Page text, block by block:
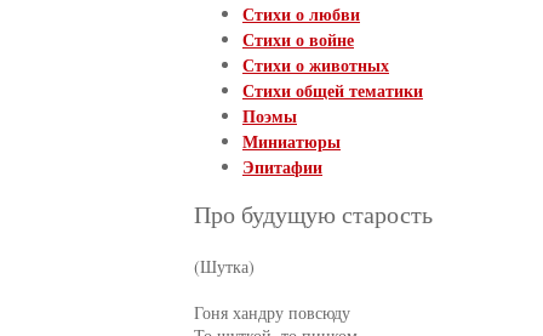
Стихи о любви
Стихи о войне
Стихи о животных
Стихи общей тематики
Поэмы
Миниатюры
Эпитафии
Про будущую старость
(Шутка)
Гоня хандру повсюду